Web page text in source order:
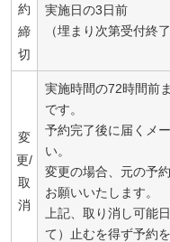
約
締
切
実施日の3日前
（埋まり次第受付終了
変
更/
取
消
実施時間の72時間前
です。
予約完了後に届くメ
い。
変更の場合、元の予
お願いいたします。
上記、取り消し可能
て）止むを得ず予約